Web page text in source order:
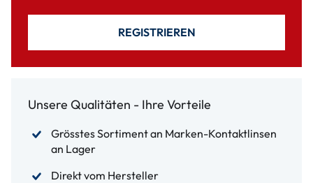
REGISTRIEREN
Unsere Qualitäten - Ihre Vorteile
Grösstes Sortiment an Marken-Kontaktlinsen
an Lager
Direkt vom Hersteller